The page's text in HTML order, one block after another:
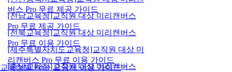
교육청별 Edu+ 요금제 이용 가이드
버스 Pro 무료 제공 가이드
[전남교육청]교직원 대상 미리캔버스
Pro 무료 제공 가이드
[전북교육청]교직원 대상 미리캔버스
Pro 무료 이용 가이드
[제주특별자치도교육청]교직원 대상 미
리캔버스 Pro 무료 이용 가이드
[충남교육청]교직원 대상 미리캔버스